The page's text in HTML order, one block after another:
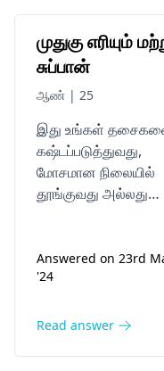
முதுகு எரியும்
சுப்பான்
ஆண் | 25
இது உங்கள்
கஷ்டப்படுத்துவது,
மோசமான நிலையில்
தூங்குவது அல்லது
விஷயங்களின்
இருக்கலாம். நீங்கள்
அல்லது
Answered on 23rd
'24
Read answer